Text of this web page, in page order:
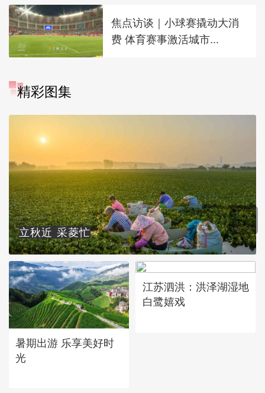
焦点访谈｜小球赛撬动大消
费 体育赛事激活城市...
精彩图集
立秋近 采菱忙
暑期出游 乐享美好时
光
江苏泗洪：洪泽湖湿地
白鹭嬉戏